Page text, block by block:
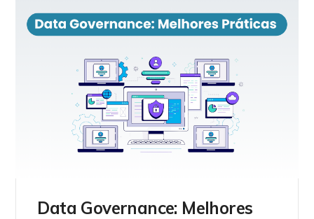
Data Governance: Melhores